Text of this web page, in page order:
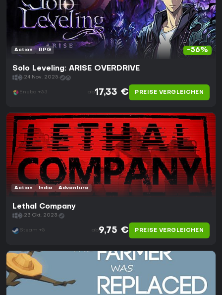
-56%
Action RPG
Solo Leveling: ARISE OVERDRIVE
24 Nov. 2025
Eneba +33 ab17,33 € PREISE VERGLEICHEN
Action Indie Adventure
Lethal Company
23 Okt. 2023
Steam +5 ab9,75 € PREISE VERGLEICHEN